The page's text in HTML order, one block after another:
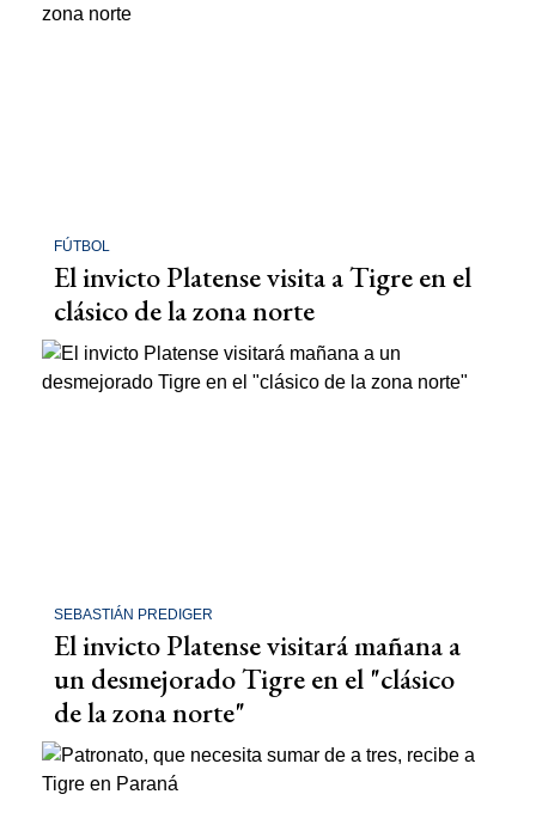
FÚTBOL
El invicto Platense visita a Tigre en el
clásico de la zona norte
SEBASTIÁN PREDIGER
El invicto Platense visitará mañana a
un desmejorado Tigre en el "clásico
de la zona norte"